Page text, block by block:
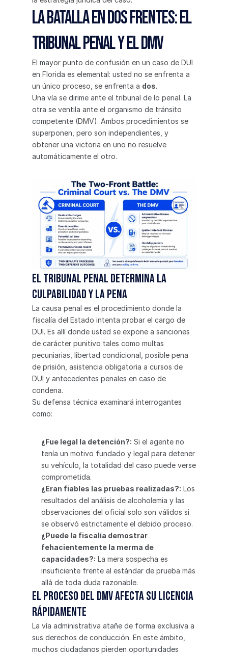
La batalla en dos frentes: El
tribunal penal y el DMV
El mayor punto de confusión en un caso de DUI
en Florida es elemental: usted no se enfrenta a
un único proceso, se enfrenta a dos.
Una vía se dirime ante el tribunal de lo penal. La
otra se ventila ante el organismo de tránsito
competente (DMV). Ambos procedimientos se
superponen, pero son independientes, y
obtener una victoria en uno no resuelve
automáticamente el otro.
El tribunal penal determina la
culpabilidad y la pena
La causa penal es el procedimiento donde la
fiscalía del Estado intenta probar el cargo de
DUI. Es allí donde usted se expone a sanciones
de carácter punitivo tales como multas
pecuniarias, libertad condicional, posible pena
de prisión, asistencia obligatoria a cursos de
DUI y antecedentes penales en caso de
condena.
Su defensa técnica examinará interrogantes
como:
¿Fue legal la detención?: Si el agente no
tenía un motivo fundado y legal para detener
su vehículo, la totalidad del caso puede verse
comprometida.
¿Eran fiables las pruebas realizadas?: Los
resultados del análisis de alcoholemia y las
observaciones del oficial solo son válidos si
se observó estrictamente el debido proceso.
¿Puede la fiscalía demostrar
fehacientemente la merma de
capacidades?: La mera sospecha es
insuficiente frente al estándar de prueba más
allá de toda duda razonable.
El proceso del DMV afecta su licencia
rápidamente
La vía administrativa atañe de forma exclusiva a
sus derechos de conducción. En este ámbito,
muchos ciudadanos pierden oportunidades